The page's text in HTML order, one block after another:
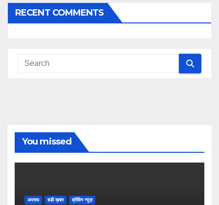
RECENT COMMENTS
You missed
अपराध बडी ख़बर ब्रेकिंग न्यूज़